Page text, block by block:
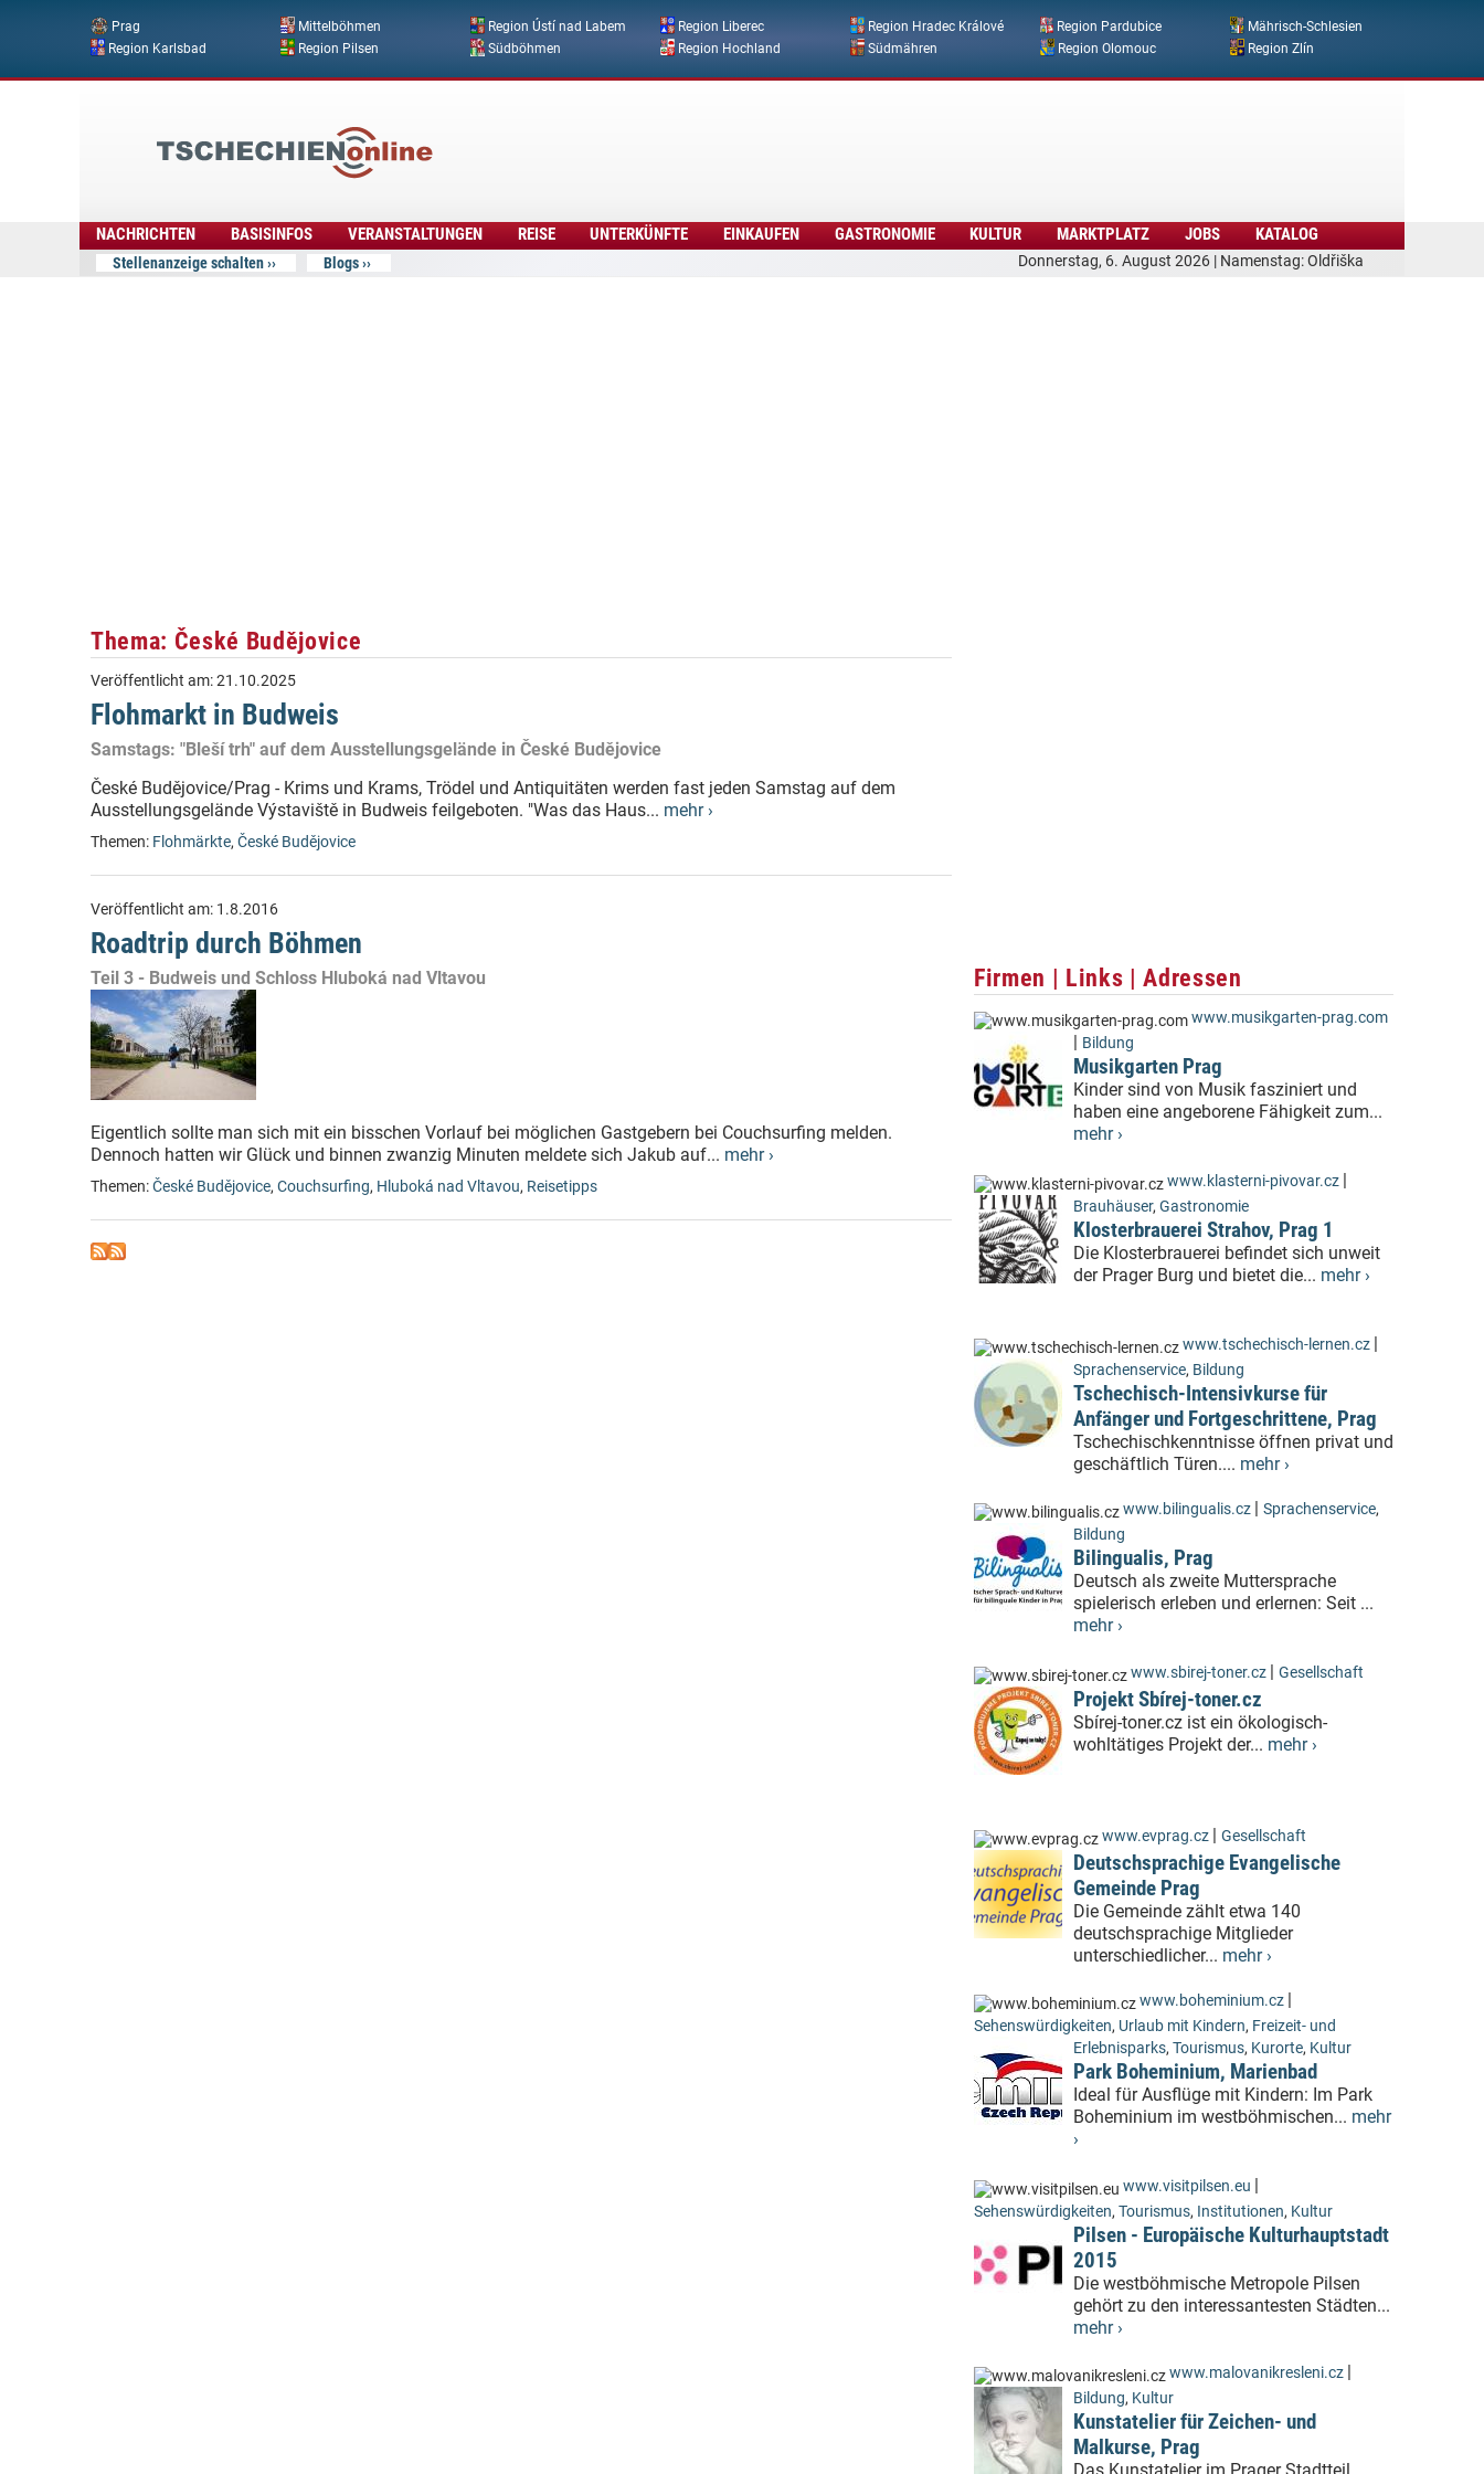
Direkt zum Inhalt
Prag Mittelböhmen Region Ústí nad Labem Region Liberec Region Hradec Králové Region Pardubice
Mährisch-Schlesien
Region Karlsbad
Region Pilsen Südböhmen Region Hochland Südmähren Region Olomouc Region Zlín
Donnerstag, 6. August 2026 | Namenstag: Oldřiška
Online
NACHRICHTEN BASISINFOS VERANSTALTUNGEN REISE UNTERKÜNFTE EINKAUFEN GASTRONOMIE KULTUR MARKTPLATZ JOBS KATALOG
Stellenanzeige schalten Blogs
Thema: České Budějovice
Veröffentlicht am:21.10.2025
Flohmarkt in Budweis
Samstags: "Bleší trh" auf dem Ausstellungsgelände in České Budějovice
České Budějovice/Prag - Krims und Krams, Trödel und Antiquitäten werden fast jeden Samstag auf dem
Ausstellungsgelände Výstaviště in Budweis feilgeboten. "Was das Haus... mehr ›
Themen: Flohmärkte, České Budějovice
Veröffentlicht am: 1.8.2016
Roadtrip durch Böhmen
Teil 3 - Budweis und Schloss Hluboká nad Vltavou
Eigentlich sollte man sich mit ein bisschen Vorlauf bei möglichen Gastgebern bei Couchsurfing melden.
Dennoch hatten wir Glück und binnen zwanzig Minuten meldete sich Jakub auf... mehr ›
Themen:České Budějovice, Couchsurfing, Hluboká nad Vltavou, Reisetipps
Firmen | Links | Adressen
www.musikgarten-prag.com
| Bildung
Musikgarten Prag
Kinder sind von Musik fasziniert und
haben eine angeborene Fähigkeit zum...
mehr ›
www.klasterni-pivovar.cz |
Brauhäuser, Gastronomie
Klosterbrauerei Strahov, Prag 1
Die Klosterbrauerei befindet sich unweit
der Prager Burg und bietet die... mehr ›
www.tschechisch-lernen.cz |
Sprachenservice, Bildung
Tschechisch-Intensivkurse für
Anfänger und Fortgeschrittene, Prag
Tschechischkenntnisse öffnen privat und
geschäftlich Türen.... mehr ›
www.bilingualis.cz | Sprachenservice,
Bildung
Bilingualis, Prag
Deutsch als zweite Muttersprache
spielerisch erleben und erlernen: Seit ...
mehr ›
www.sbirej-toner.cz | Gesellschaft
Projekt Sbírej-toner.cz
Sbírej-toner.cz ist ein ökologisch-
wohltätiges Projekt der... mehr ›
www.evprag.cz | Gesellschaft
Deutschsprachige Evangelische
Gemeinde Prag
Die Gemeinde zählt etwa 140
deutschsprachige Mitglieder
unterschiedlicher... mehr ›
www.boheminium.cz |
Sehenswürdigkeiten, Urlaub mit Kindern, Freizeit- und
Erlebnisparks, Tourismus, Kurorte, Kultur
Park Boheminium, Marienbad
Ideal für Ausflüge mit Kindern: Im Park
Boheminium im westböhmischen... mehr
›
www.visitpilsen.eu |
Sehenswürdigkeiten, Tourismus, Institutionen, Kultur
Pilsen - Europäische Kulturhauptstadt
2015
Die westböhmische Metropole Pilsen
gehört zu den interessantesten Städten...
mehr ›
www.malovanikresleni.cz |
Bildung, Kultur
Kunstatelier für Zeichen- und
Malkurse, Prag